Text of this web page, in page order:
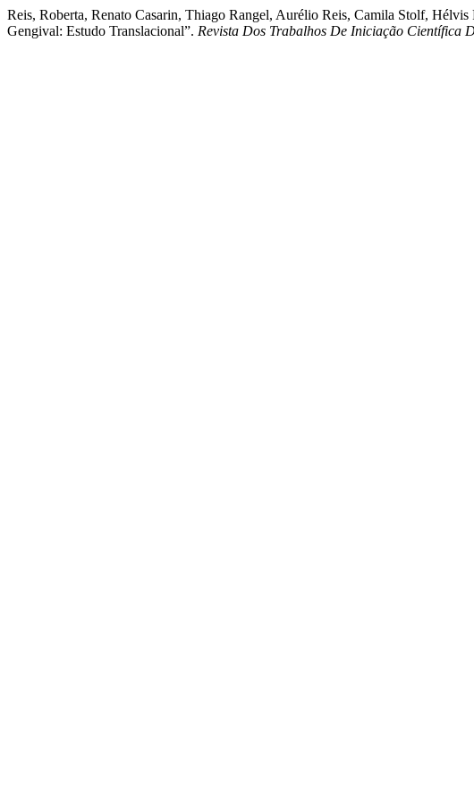
Reis, Roberta, Renato Casarin, Thiago Rangel, Aurélio Reis, Camila Stolf,
Gengival: Estudo Translacional”. Revista Dos Trabalhos De Iniciação Científica